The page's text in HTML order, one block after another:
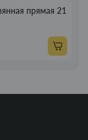
прямая 21